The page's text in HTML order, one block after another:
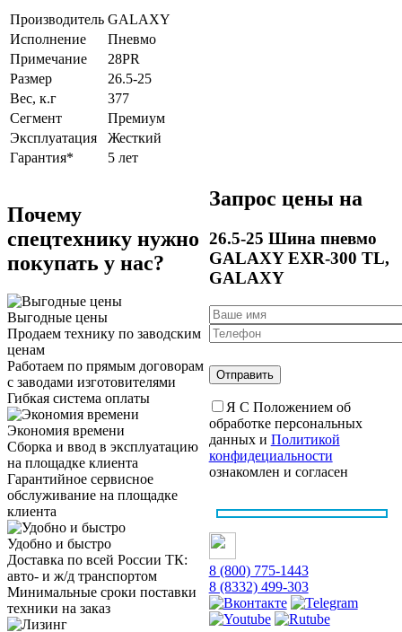
Производитель GALAXY
Исполнение
Пневмо
Примечание
28PR
Размер
26.5-25
Вес, к.г
377
Сегмент
Премиум
Эксплуатация
Жесткий
Гарантия*
5 лет
Запрос цены на
26.5-25 Шина пневмо
GALAXY EXR-300 TL,
GALAXY
Я С Положением об
обработке персональных
данных и Политикой
конфидециальности
ознакомлен и согласен
8 (800) 775-1443
8 (8332) 499-303
Почему
спецтехнику нужно
покупать у нас?
Выгодные цены
Продаем технику по заводским
ценам
Работаем по прямым договорам
с заводами изготовителями
Гибкая система оплаты
Экономия времени
Сборка и ввод в эксплуатацию
на площадке клиента
Гарантийное сервисное
обслуживание на площадке
клиента
Удобно и быстро
Доставка по всей России ТК:
авто- и ж/д транспортом
Минимальные сроки поставки
техники на заказ